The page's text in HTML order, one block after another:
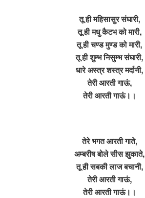
तू ही महिसासुर संघारी,
तू ही मधु कैटभ को मारी,
तू ही चण्ड मुण्ड को मारी,
तू ही शुम्भ निसुम्भ संघारी,
धारे अस्त्र शस्त्र मर्दानी,
तेरी आरती गाऊं,
तेरी आरती गाऊं।।
तेरे भगत आरती गाते,
अम्बरीष बोले सीस झुकाते,
तू ही सबकी लाज बचानी,
तेरी आरती गाऊं,
तेरी आरती गाऊं।।